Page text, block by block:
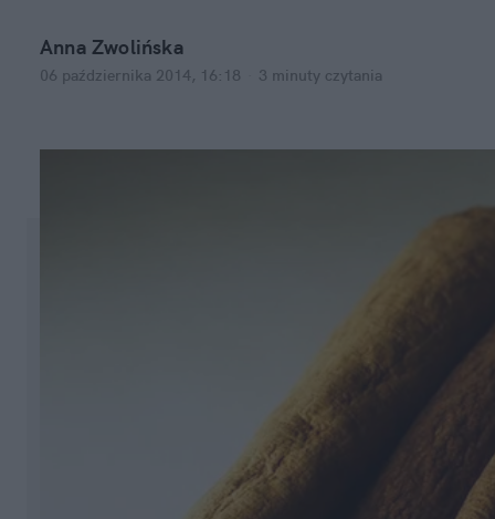
Anna Zwolińska
06 października 2014, 16:18 3 minuty czytania